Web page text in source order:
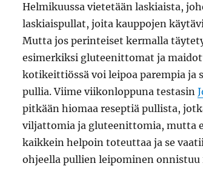
Helmikuussa vietetään laskiaista,
laskiaispullat, joita kauppojen
Mutta jos perinteiset kermalla
esimerkiksi gluteenittomat ja
kotikeittiössä voi leipoa parempia ja
pullia. Viime viikonloppuna testasin
pitkään hiomaa reseptiä pullista,
viljattomia ja gluteenittomia, mutta
kaikkein helpoin toteuttaa ja se
ohjeella pullien leipominen